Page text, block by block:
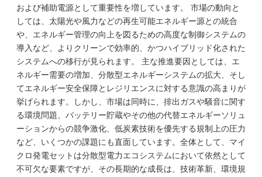
および補助電源として重要性を増しています。 市場の動向と
しては、太陽光や風力などの再生可能エネルギー源との統合
や、エネルギー管理の向上を図るための高度な制御システムの
導入など、よりクリーンで効率的、かつハイブリッド化された
システムへの移行が見られます。 主な推進要因としては、エ
ネルギー需要の増加、分散型エネルギーシステムの拡大、そし
てエネルギー安全保障とレジリエンスに対する意識の高まりが
挙げられます。しかし、市場は同時に、排出ガスや騒音に関す
る環境問題、バッテリー貯蔵やその他の代替エネルギーソリュ
ーションからの競争激化、低炭素技術を優先する規制上の圧力
など、いくつかの課題にも直面しています。全体として、マイ
クロ発電セットは分散型電力エコシステムにおいて依然として
不可欠な要素ですが、その長期的な成長は、技術革新、環境規